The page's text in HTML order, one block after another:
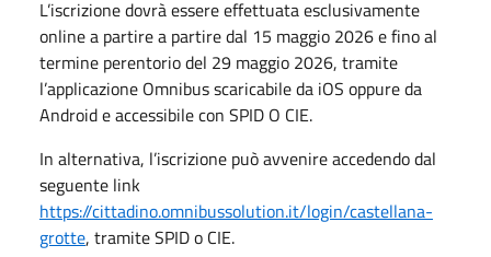
L’iscrizione dovrà essere effettuata esclusivamente
online a partirea partire dal 15 maggio 2026 e fino al
termine perentorio del 29 maggio 2026, tramite
l’applicazione Omnibus scaricabile da iOS oppure da
Androide accessibile con SPID O CIE.
In alternativa, l’iscrizione può avvenire accedendo dal
seguente link
https://cittadino.omnibussolution.it/login/castellana-
grotte, tramite SPID o CIE.